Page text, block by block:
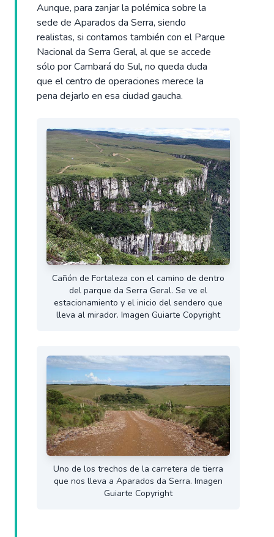
Aunque, para zanjar la polémica sobre la
sede de Aparados da Serra, siendo
realistas, si contamos también con el Parque
Nacional da Serra Geral, al que se accede
sólo por Cambará do Sul, no queda duda
que el centro de operaciones merece la
pena dejarlo en esa ciudad gaucha.
Cañón de Fortaleza con el camino de dentro
del parque da Serra Geral. Se ve el
estacionamiento y el inicio del sendero que
lleva al mirador. Imagen Guiarte Copyright
Uno de los trechos de la carretera de tierra
que nos lleva a Aparados da Serra. Imagen
Guiarte Copyright